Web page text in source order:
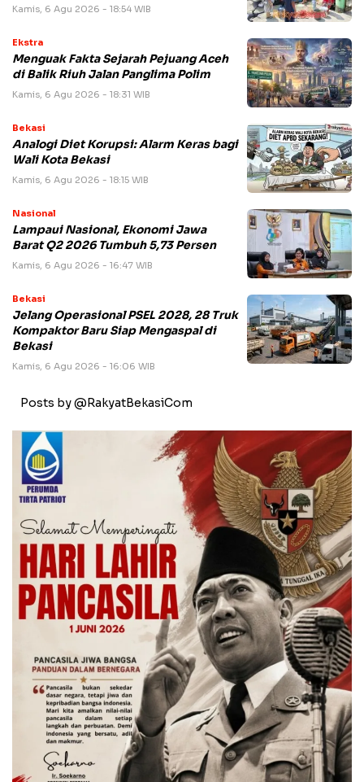
Kamis, 6 Agu 2026 - 18:54 WIB
Ekstra
Menguak Fakta Sejarah Pejuang Aceh
di Balik Riuh Jalan Panglima Polim
Kamis, 6 Agu 2026 - 18:31 WIB
Bekasi
Analogi Diet Korupsi: Alarm Keras bagi
Wali Kota Bekasi
Kamis, 6 Agu 2026 - 18:15 WIB
Nasional
Lampaui Nasional, Ekonomi Jawa
Barat Q2 2026 Tumbuh 5,73 Persen
Kamis, 6 Agu 2026 - 16:47 WIB
Bekasi
Jelang Operasional PSEL 2028, 28 Truk
Kompaktor Baru Siap Mengaspal di
Bekasi
Kamis, 6 Agu 2026 - 16:06 WIB
Posts by @RakyatBekasiCom